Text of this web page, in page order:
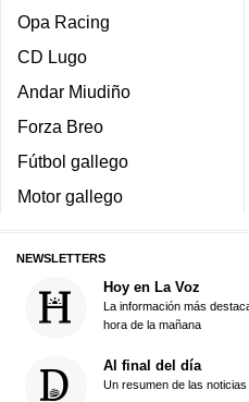
Opa Racing
CD Lugo
Andar Miudiño
Forza Breo
Fútbol gallego
Motor gallego
NEWSLETTERS
Hoy en La Voz
La información más
hora de la mañana
Al final del día
Un resumen de las